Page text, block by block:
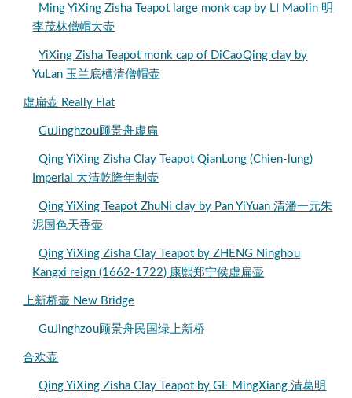
Ming YiXing Zisha Teapot large monk cap by LI Maolin 明
李茂林僧帽大壶
YiXing Zisha Teapot monk cap of DiCaoQing clay by
YuLan 玉兰底槽清僧帽壶
虚扁壶 Really Flat
GuJinghzou顾景舟虚扁
Qing YiXing Zisha Clay Teapot QianLong (Chien-lung)
Imperial 大清乾隆年制壶
Qing YiXing Teapot ZhuNi clay by Pan YiYuan 清潘一元朱
泥国色天香壶
Qing YiXing Zisha Clay Teapot by ZHENG Ninghou
Kangxi reign (1662-1722) 康熙郑宁侯虚扁壶
上新桥壶 New Bridge
GuJinghzou顾景舟民国绿上新桥
合欢壶
Qing YiXing Zisha Clay Teapot by GE MingXiang 清葛明